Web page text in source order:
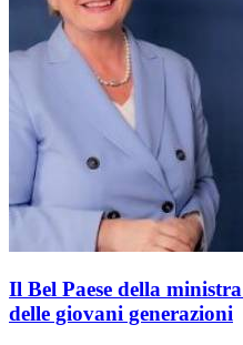
Il Bel Paese della
delle giovani generazioni